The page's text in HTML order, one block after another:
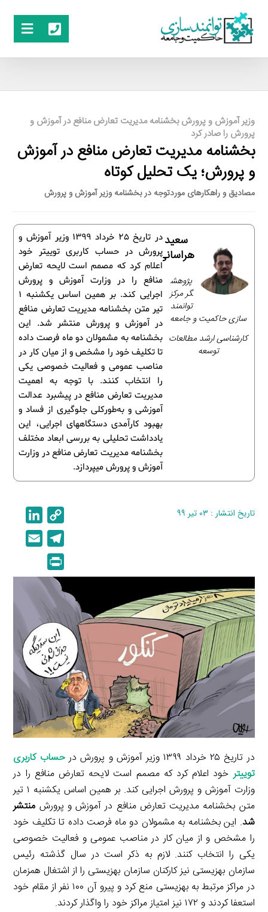
وزیر آموزش و پرورش بخشنامه مدیریت تعارض منافع در آموزش و
پرورش را صادر کرد
بخشنامه مدیریت تعارض منافع در آموزش
و پرورش؛ یک تحلیل کوتاه
مصادیق و راهکارهای موردتوجه در بخشنامه وزیر آموزش و پرورش
در تاریخ 25 خرداد 1399 وزیر آموزش و
پرورش در حساب کاربری توییتر خود
اعلام کرد که مصمم است لایحه تعارض
منافع را در وزارت آموزش و پرورش
اجرایی کند. بر همین اساس یکشنبه 1
تیر متن بخشنامه مدیریت تعارض منافع
در آموزش و پرورش منتشر شد. این
بخشنامه به مشمولان دو ماه فرصت داده
تا تکلیف خود را مشخص و از میان کار در
مناصب عمومی و فعالیت خصوصی یکی
را انتخاب کنند. با توجه به اهمیت
مدیریت تعارض منافع در پیشبرد عدالت
آموزشی و به‌طورکلی جلوگیری از فساد و
بهبود کارآمدی دستگاه­های اجرایی، این
یادداشت تحلیلی به بررسی ابعاد مختلف
بخشنامه مدیریت تعارض منافع در وزارت
آموزش و پرورش می­پردازد.
سعید
هراسانی
پژوهش
گر مرکز
توانمند
سازی حاکمیت و جامعه
کارشناسی ارشد مطالعات
توسعه
تاریخ انتشار : ۰۳ تیر ۹۹
o
p
y
L
n
i
n
e
n
e
l
e
g
r
a
m
r
n
t
در تاریخ ۲۵ خرداد ۱۳۹۹ وزیر آموزش و پرورش در
حساب کاربری
توییترخود اعلام کرد که مصمم است لایحه تعارض منافع را در
وزارت آموزش و پرورش اجرایی کند. بر همین اساس یکشنبه ۱ تیر
متن بخشنامه مدیریت تعارض منافع در آموزش و پرورش منتشر
شد. این بخشنامه به مشمولان دو ماه فرصت داده تا تکلیف خود
را مشخص و از میان کار در مناصب عمومی و فعالیت خصوصی
یکی را انتخاب کنند. لازم به ذکر است در سال گذشته رئیس
سازمان بهزیستی نیز کارکنان سازمان بهزیستی را از اشتغال همزمان
در مراکز مرتبط به بهزیستی منع کرد و پیرو آن ۱۰۰ نفر از مقام خود
استعفا کردند و ۱۷۲ نیز امتیاز مراکز خود را واگذار کردند.